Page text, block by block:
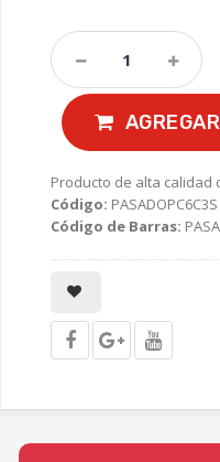
Producto de alta
Código: PASADOPC6C3S
Código de Barras: